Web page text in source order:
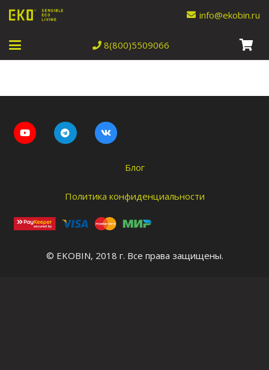
info@ekobin.ru
8(800)5509066
Блог
Политика конфиденциальности
© EKOBIN, 2018 г. Все права защищены.